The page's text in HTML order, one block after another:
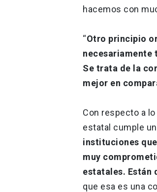
hacemos con
“Otro principio
necesariamente
Se trata de la
mejor en
Con respecto a
estatal cumple
instituciones
muy
estatales. Están
que esa es una